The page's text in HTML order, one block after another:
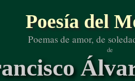
Poesía del
Poemas de amor, de
de